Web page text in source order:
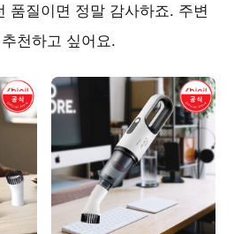
품질이면 정말 감사하죠. 주변
천하고 싶어요.